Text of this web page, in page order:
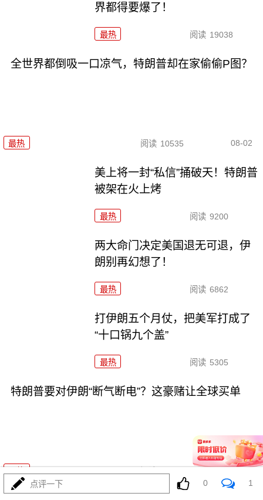
界都得要爆了！
最热 阅读 19038
全世界都倒吸一口凉气，特朗普却在家偷偷P图？
最热 阅读 10535 08-02
美上将一封“私信”捅破天！特朗普
被架在火上烤
最热 阅读 9200
两大命门决定美国退无可退，伊
朗别再幻想了！
最热 阅读 6862
打伊朗五个月仗，把美军打成了
“十口锅九个盖”
最热 阅读 5305
特朗普要对伊朗“断气断电”？这豪赌让全球买单
最热 阅读 4452
点评一下 0 1